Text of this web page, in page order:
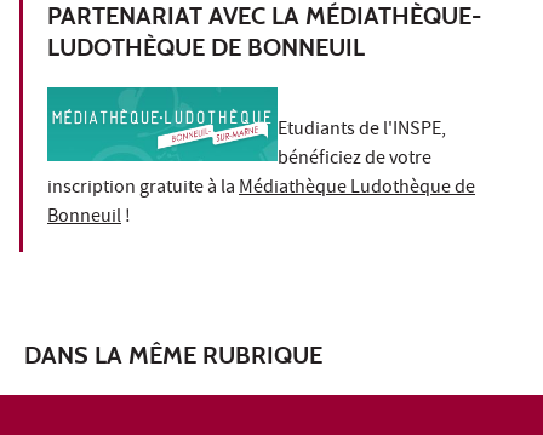
PARTENARIAT AVEC LA MÉDIATHÈQUE-
LUDOTHÈQUE DE BONNEUIL
Etudiants de l'INSPE,
bénéficiez de votre
inscription gratuite à laMédiathèque Ludothèque de
Bonneuil!
DANS LA MÊME RUBRIQUE